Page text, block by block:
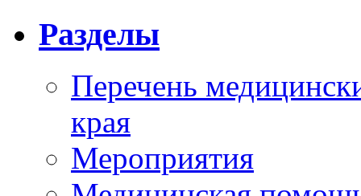
Разделы
Перечень
края
Мероприятия